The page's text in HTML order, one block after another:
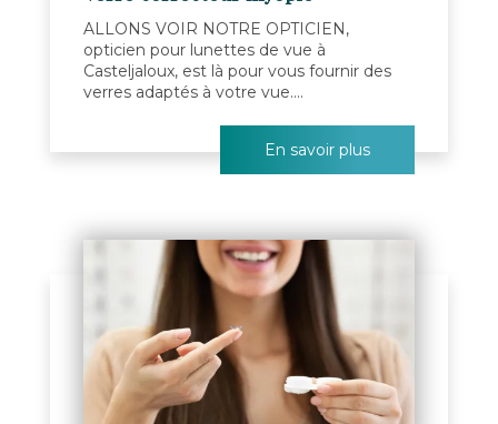
ALLONS VOIR NOTRE OPTICIEN,
opticien pour lunettes de vue à
Casteljaloux, est là pour vous fournir des
verres adaptés à votre vue....
En savoir plus